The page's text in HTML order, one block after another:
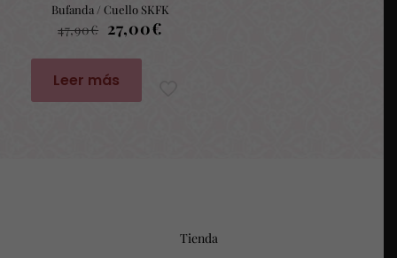
Bufanda / Cuello SKFK
47,90€ El
precio
original
era:
27,00€
Leer más
Tienda